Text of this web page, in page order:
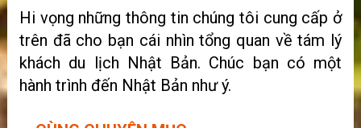
Hi vọng những thông tin chúng tôi cung cấp ở
trên đã cho bạn cái nhìn tổng quan về tám lý
khách du lịch Nhật Bản. Chúc bạn có một
hành trình đến Nhật Bản như ý.